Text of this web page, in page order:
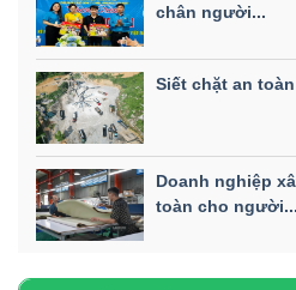
chân người...
Siết chặt an
Doanh nghiệp
toàn cho người...